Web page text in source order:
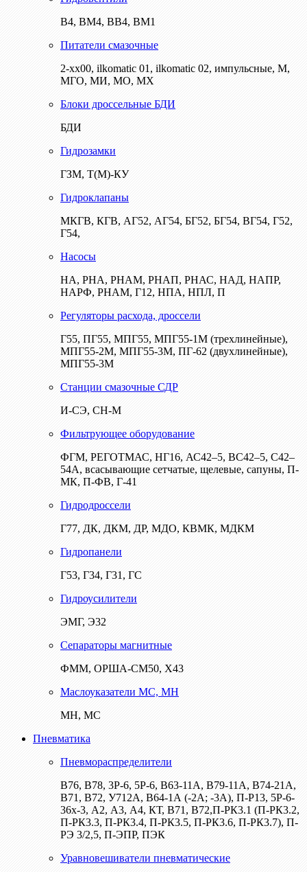
В4, ВМ4, ВВ4, ВМ1
Питатели смазочные
2-хх00, ilkomatic 01, ilkomatic 02, импульсные, М,
МГО, МИ, МО, МХ
Блоки дроссельные БДИ
БДИ
Гидрозамки
ГЗМ, Т(М)-КУ
Гидроклапаны
МКГВ, КГВ, АГ52, АГ54, БГ52, БГ54, ВГ54, Г52,
Г54,
Насосы
НА, РНА, РНАМ, РНАП, РНАС, НАД, НАПР,
НАРФ, РНАМ, Г12, НПА, НПЛ, П
Регуляторы расхода, дроссели
Г55, ПГ55, МПГ55, МПГ55-1М (трехлинейные),
МПГ55-2М, МПГ55-3М, ПГ-62 (двухлинейные),
МПГ55-3М
Станции смазочные СДР
И-СЭ, СН-М
Фильтрующее оборудование
ФГМ, РЕГОТМАС, НГ16, АС42–5, ВС42–5, С42–
54А, всасывающие сетчатые, щелевые, сапуны, П-
МК, П-ФВ, Г-41
Гидродроссели
Г77, ДК, ДКМ, ДР, МДО, КВМК, МДКМ
Гидропанели
Г53, Г34, Г31, ГС
Гидроусилители
ЭМГ, Э32
Сепараторы магнитные
ФММ, ОРША-СМ50, Х43
Маслоуказатели МС, МН
МН, МС
Пневматика
Пневмораспределители
В76, В78, 3Р-6, 5Р-6, В63-11А, В79-11А, В74-21А,
В71, В72, У712А, В64-1А (-2А; -3А), П-Р13, 5Р-6-
36х-3, А2, А3, А4, КТ, В71, В72,П-РК3.1 (П-РК3.2,
П-РК3.3, П-РК3.4, П-РК3.5, П-РК3.6, П-РК3.7), П-
РЭ 3/2,5, П-ЭПР, ПЭК
Уравновешиватели пневматические